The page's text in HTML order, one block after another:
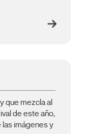
que mezcla al
de este año,
las imágenes y